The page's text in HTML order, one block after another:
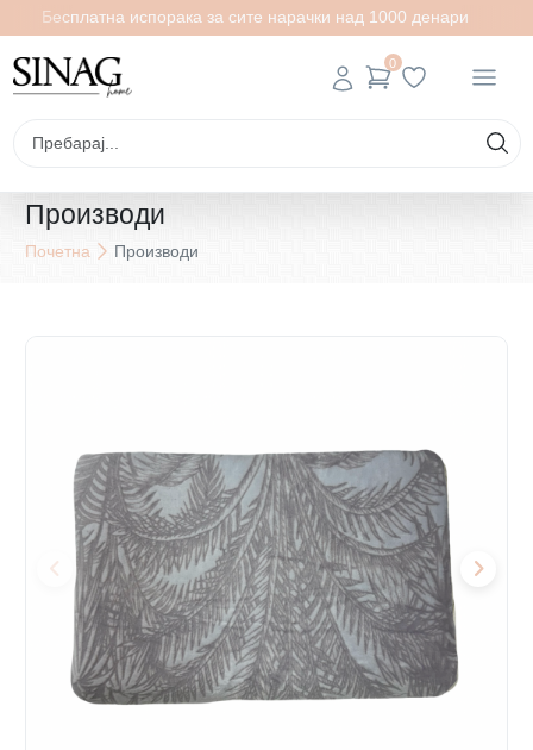
Бесплатна испорака за сите нарачки над 1000 денари
0
Производи
Почетна Производи